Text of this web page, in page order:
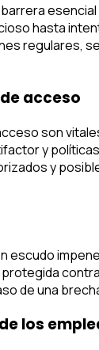
hasta
regulares,
acceso
son
y
y
escudo
de una
los